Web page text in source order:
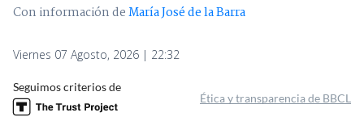
Con información deMaría José de la Barra
Viernes 07 Agosto, 2026 | 22:32
Seguimos criterios de
Ética y transparencia de BBCL